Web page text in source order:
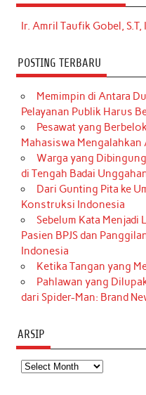
Ir. Amril Taufik Gobel, S.T,
POSTING TERBARU
Memimpin di Antara
Pelayanan Publik Harus
Pesawat yang
Mahasiswa Mengalahkan
Warga yang
di Tengah Badai
Dari Gunting Pita ke
Konstruksi Indonesia
Sebelum Kata Menjadi
Pasien BPJS dan
Indonesia
Ketika Tangan yang
Pahlawan yang
dari Spider-Man: Brand
ARSIP
Arsip